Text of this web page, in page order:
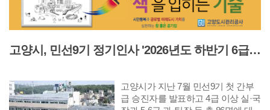
고양시, 민선9기 정기인사 '2026년도 하반기 6급 팀장 인사발령 사항'
고양시가 지난 7월 민선9기 첫 간부
급 승진자를 발표하고 4급 이상 실·국